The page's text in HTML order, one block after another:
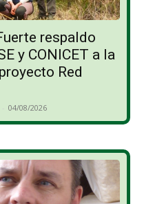
respaldo
y CONICET a la
Red
- 04/08/2026